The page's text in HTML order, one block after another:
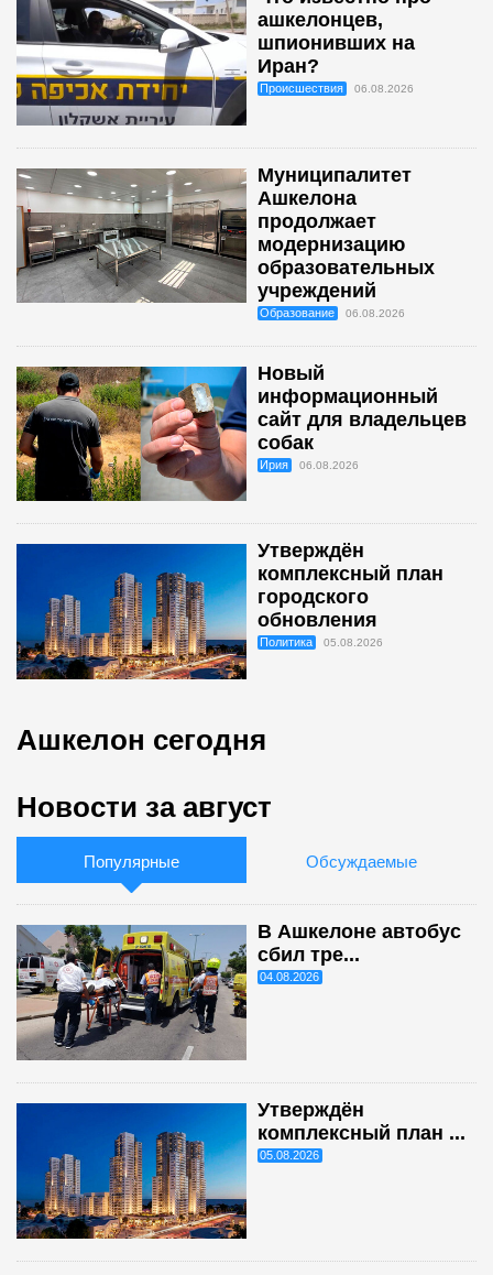
ашкелонцев,
шпионивших на
Иран?
Происшествия 06.08.2026
Муниципалитет
Ашкелона
продолжает
модернизацию
образовательных
учреждений
Образование 06.08.2026
Новый
информационный
сайт для владельцев
собак
Ирия 06.08.2026
Утверждён
комплексный план
городского
обновления
Политика 05.08.2026
Ашкелон сегодня
Новости за август
Популярные Обсуждаемые
В Ашкелоне автобус
сбил тре...
04.08.2026
Утверждён
комплексный план ...
05.08.2026